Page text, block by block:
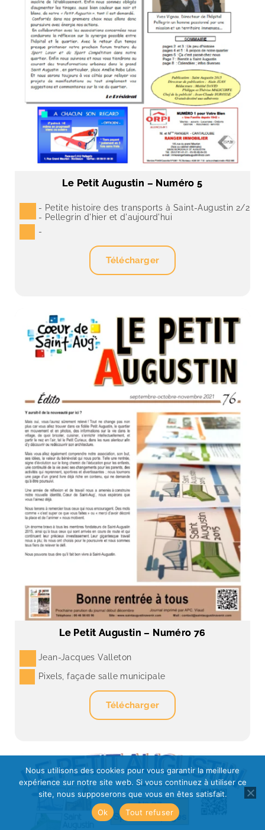
Le Petit Augustin – Numéro 5
- Petite histoire des transports à Saint-Augustin 2/2
- Pellegrin d'hier et d'aujourd'hui
-
Télécharger
Le Petit Augustin – Numéro 76
Jean-Jacques Valleton
Pixels, façade salle municipale
Télécharger
Nous utilisons des cookies pour vous garantir la meilleure
expérience sur notre site web. Si vous continuez à utiliser ce
site, nous supposerons que vous en êtes satisfait.
Ok
Tout refuser